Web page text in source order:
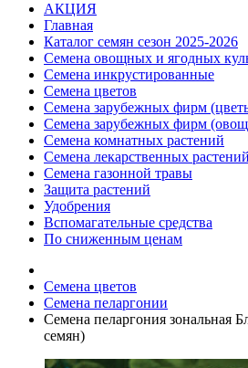
АКЦИЯ
Главная
Каталог семян сезон 2025-2026
Семена овощных и ягодных
Семена инкрустированные
Семена цветов
Семена зарубежных фирм
Семена зарубежных фирм
Семена комнатных растений
Семена лекарственных растений
Семена газонной травы
Защита растений
Удобрения
Вспомагательные средства
По сниженным ценам
Семена цветов
Семена пеларгонии
Семена пеларгония зональная
семян)